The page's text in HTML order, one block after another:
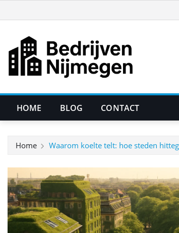
naar
inhoud
HOME BLOG CONTACT
Home Waarom koelte telt: hoe steden